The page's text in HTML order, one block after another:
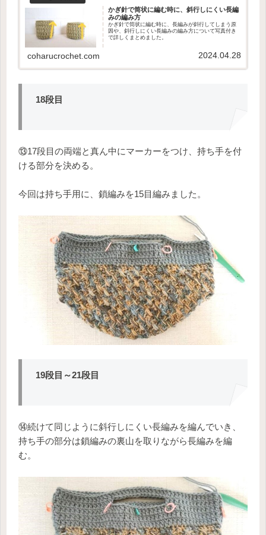
かぎ針で筒状に編む時に、斜行しにくい長編
みの編み方
かぎ針で筒状に編む時に、長編みが斜行してしまう原
因や、斜行しにくい長編みの編み方について写真付き
で詳しくまとめました。
coharucrochet.com 2024.04.28
18段目
⑬17段目の両端と真ん中にマーカーをつけ、持ち手を付
ける部分を決める。
今回は持ち手用に、鎖編みを15目編みました。
19段目～21段目
⑭続けて同じように斜行しにくい長編みを編んでいき、
持ち手の部分は鎖編みの裏山を取りながら長編みを編
む。